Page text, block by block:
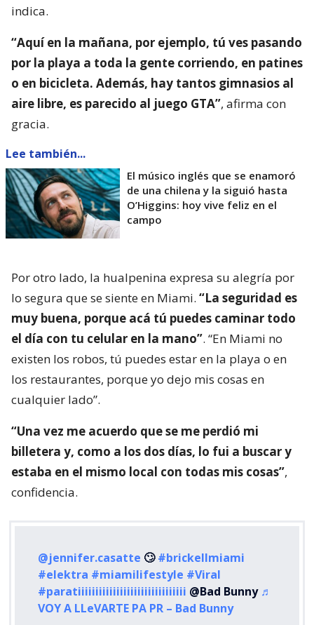
indica.
“Aquí en la mañana, por ejemplo, tú ves pasando
por la playa a toda la gente corriendo, en patines
o en bicicleta. Además, hay tantos gimnasios al
aire libre, es parecido al juego GTA”, afirma con
gracia.
Lee también...
El músico inglés que se enamoró
de una chilena y la siguió hasta
O’Higgins: hoy vive feliz en el
campo
Por otro lado, la hualpenina expresa su alegría por
lo segura que se siente en Miami. “La seguridad es
muy buena, porque acá tú puedes caminar todo
el día con tu celular en la mano”. “En Miami no
existen los robos, tú puedes estar en la playa o en
los restaurantes, porque yo dejo mis cosas en
cualquier lado”.
“Una vez me acuerdo que se me perdió mi
billetera y, como a los dos días, lo fui a buscar y
estaba en el mismo local con todas mis cosas”,
confidencia.
@jennifer.casatte 🙄#brickellmiami
#elektra #miamilifestyle #Viral
#paratiiiiiiiiiiiiiiiiiiiiiiiiiiiiiii @Bad Bunny ♬
VOY A LLeVARTE PA PR – Bad Bunny